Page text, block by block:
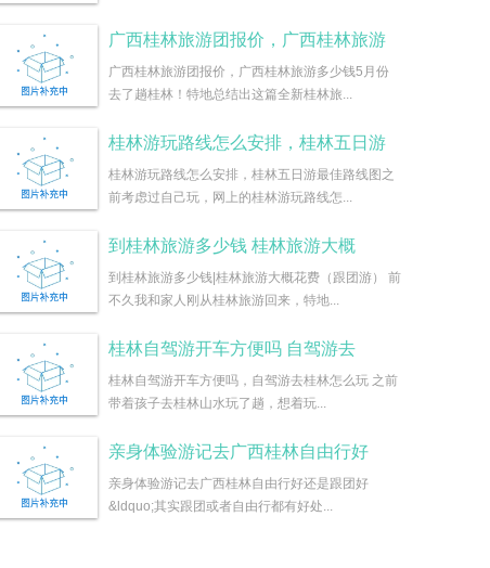
广西桂林旅游团报价，广西桂林旅游
广西桂林旅游团报价，广西桂林旅游多少钱5月份
去了趟桂林！特地总结出这篇全新桂林旅...
桂林游玩路线怎么安排，桂林五日游
桂林游玩路线怎么安排，桂林五日游最佳路线图之
前考虑过自己玩，网上的桂林游玩路线怎...
到桂林旅游多少钱 桂林旅游大概
到桂林旅游多少钱|桂林旅游大概花费（跟团游） 前
不久我和家人刚从桂林旅游回来，特地...
桂林自驾游开车方便吗 自驾游去
桂林自驾游开车方便吗，自驾游去桂林怎么玩 之前
带着孩子去桂林山水玩了趟，想着玩...
亲身体验游记去广西桂林自由行好
亲身体验游记去广西桂林自由行好还是跟团好
&ldquo;其实跟团或者自由行都有好处...